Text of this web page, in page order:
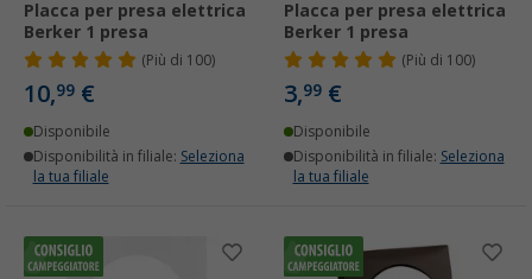
Placca per presa elettrica
Berker 1 presa
( Più di 100)
10,99 €
Disponibile
Disponibilità in filiale: Seleziona
la tua filiale
Placca per presa elettrica
Berker 1 presa
( Più di 100)
3,99 €
Disponibile
Disponibilità in filiale: Seleziona
la tua filiale